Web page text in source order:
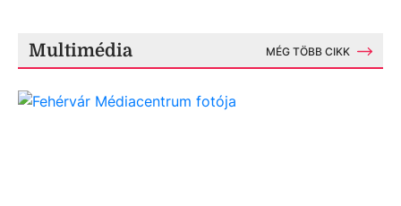
Multimédia MÉG TÖBB CIKK